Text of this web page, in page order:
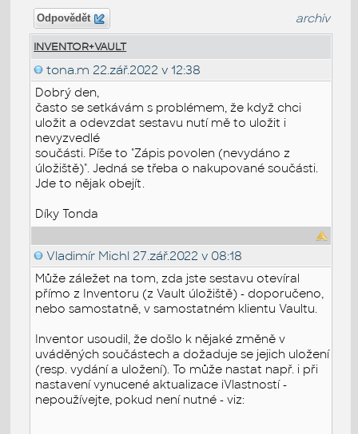
Odpovědět archiv
INVENTOR+VAULT
tona.m 22.zář.2022 v 12:38
Dobrý den,
často se setkávám s problémem, že když chci
uložit a odevzdat sestavu nutí mě to uložit i
nevyzvedlé
součásti. Píše to "Zápis povolen (nevydáno z
úložiště)". Jedná se třeba o nakupované součásti.
Jde to nějak obejít.
Díky Tonda
Vladimír Michl 27.zář.2022 v 08:18
Může záležet na tom, zda jste sestavu otevíral
přímo z Inventoru (z Vault úložiště) - doporučeno,
nebo samostatně, v samostatném klientu Vaultu.
Inventor usoudil, že došlo k nějaké změně v
uváděných součástech a dožaduje se jejich uložení
(resp. vydání a uložení). To může nastat např. i při
nastavení vynucené aktualizace iVlastností -
nepoužívejte, pokud není nutné - viz: